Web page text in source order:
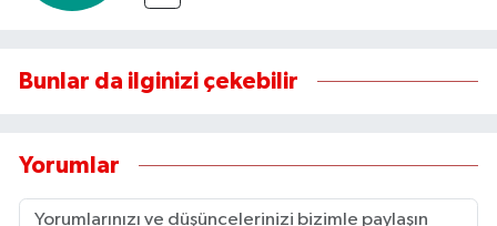
Bunlar da ilginizi çekebilir
Yorumlar